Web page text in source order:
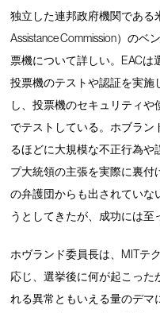
独立した連邦政府機関である
Assistance Commission）の
票機について詳しい。EACは
投票機のテストや認証を実施
し、投票機のセキュリティ
でテストしている。ホブラン
るほどに大規模な不正行為や
プ大統領の主張を実際に裏
の弁護団からも出されていな
うとしてきたが、成功には至
ホヴランド委員長は、MITテ
応じ、選挙後に何が起こった
れる異常ともいえる量のデマ